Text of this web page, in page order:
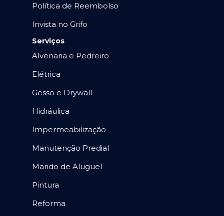
Política de Reembolso
Invista no Grifo
Serviços
Alvenaria e Pedreiro
Elétrica
Gesso e Drywall
Hidráulica
Impermeabilização
Manutenção Predial
Marido de Aluguel
Pintura
Reforma